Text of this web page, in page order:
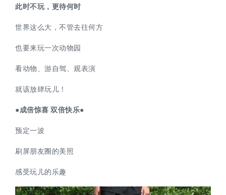
此时不玩，更待何时
世界这么大，不管去往何方
也要来玩一次动物园
看动物、游自驾、观表演
就该放肆玩儿！
●成倍惊喜 双倍快乐●
预定一波
刷屏朋友圈的美照
感受玩儿的乐趣